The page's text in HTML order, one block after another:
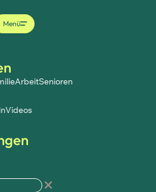
ArbeitSenioren
Videos
Menü